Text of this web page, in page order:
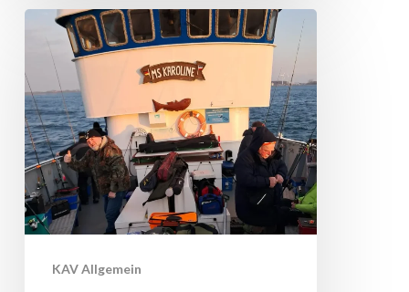
Stürmische
See
beim
Sachsen-
Anhalt
Cup
KAV Allgemein